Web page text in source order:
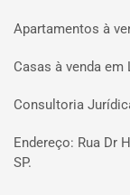
Apartamentos à
Casas à venda em
Consultoria
Endereço: Rua Dr
SP.